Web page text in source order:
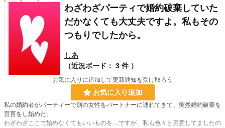
恋愛 完結 短編
わざわざパーティで婚約破棄していた
だかなくても大丈夫ですよ。私もその
つもりでしたから。
しあ
（近況ボード： 3 件 ）
お気に入りに追加して更新通知を受け取ろう
お気に入り追加
私の婚約者がパーティーで別の女性をパートナーに連れてきて、突然婚約破棄を
宣言をし始めた。
わざわざここで始めなくてもいいものを…ですが、私も色々と用意してましたの